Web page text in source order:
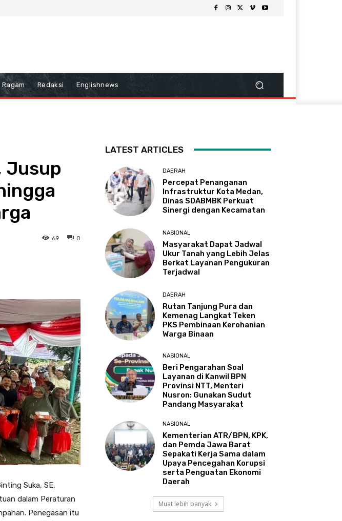
Ragam Redaksi Englishnews
Jusup
0
69
Suka, SE,
dalam Peraturan
Penegasan itu
LATEST ARTICLES
DAERAH
Percepat Penanganan
Infrastruktur Kota Medan,
Dinas SDABMBK Perkuat
Sinergi dengan Kecamatan
NASIONAL
Masyarakat Dapat Jadwal
Ukur Tanah yang Lebih Jelas
Berkat Layanan Pengukuran
Terjadwal
DAERAH
Rutan Tanjung Pura dan
Kemenag Langkat Teken
PKS Pembinaan Kerohanian
Warga Binaan
NASIONAL
Beri Pengarahan Soal
Layanan di Kanwil BPN
Provinsi NTT, Menteri
Nusron: Gunakan Sudut
Pandang Masyarakat
NASIONAL
Kementerian ATR/BPN, KPK,
dan Pemda Jawa Barat
Sepakati Kerja Sama dalam
Upaya Pencegahan Korupsi
serta Penguatan Ekonomi
Daerah
Muat lebih banyak